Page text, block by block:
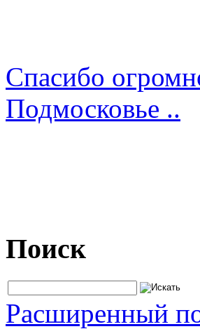
Спасибо
Подмосковье ..
Поиск
Расширенный